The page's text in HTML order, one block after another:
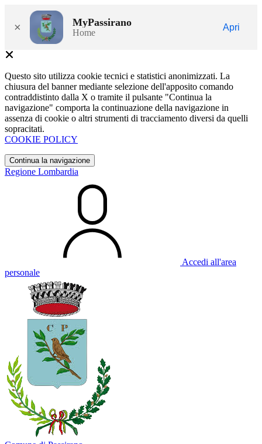
× MyPassirano
Home
Apri
Questo sito utilizza cookie tecnici e statistici anonimizzati. La
chiusura del banner mediante selezione dell'apposito comando
contraddistinto dalla X o tramite il pulsante "Continua la
navigazione" comporta la continuazione della navigazione in
assenza di cookie o altri strumenti di tracciamento diversi da quelli
sopracitati.
COOKIE POLICY
Continua la navigazione
Regione Lombardia
Accedi all'area
personale